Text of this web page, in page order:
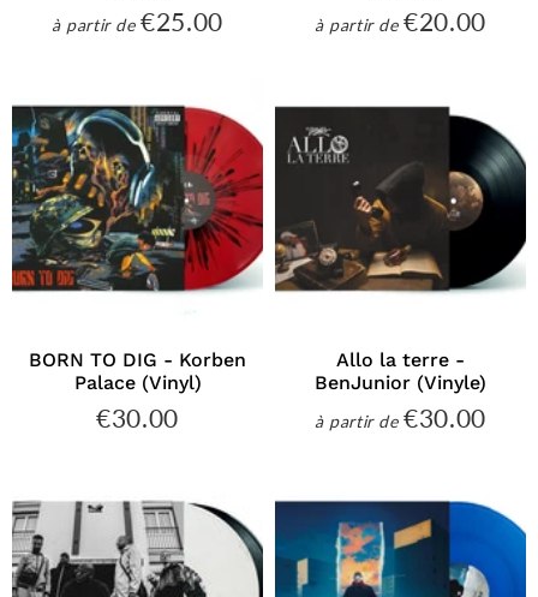
à partir dePrix
€25.00 à partir dePrix
€20.00
BORN TO DIG - Korben
Palace (Vinyl)
Prix
€30.00
Allo la terre -
BenJunior (Vinyle)
à partir dePrix
€30.00